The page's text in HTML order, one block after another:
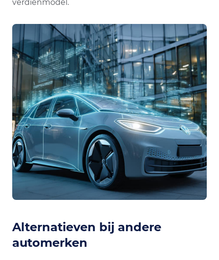
verdienmodel.
Alternatieven bij andere
automerken